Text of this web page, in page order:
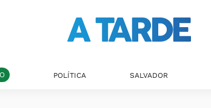
POLÍTICA SALVADOR